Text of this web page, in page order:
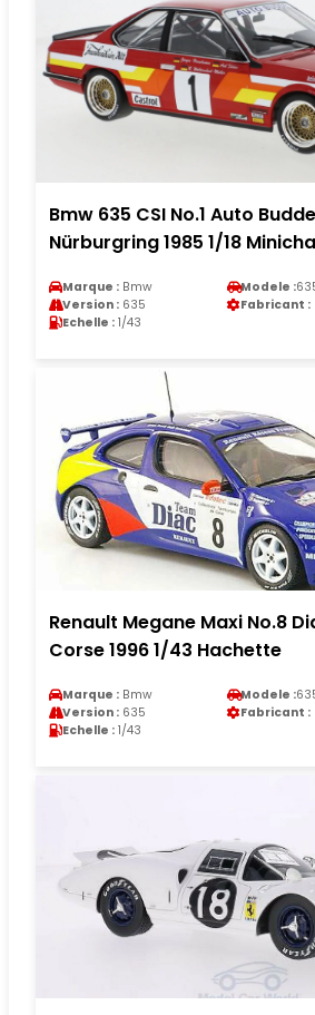
Bmw 635 CSI No.1 Auto
Nürburgring 1985 1/18
Marque : Bmw Modele :
Version : 635 Fabricant :
Echelle : 1/43
Renault Megane Maxi No.8
Corse 1996 1/43 Hachette
Marque : Bmw Modele :
Version : 635 Fabricant :
Echelle : 1/43